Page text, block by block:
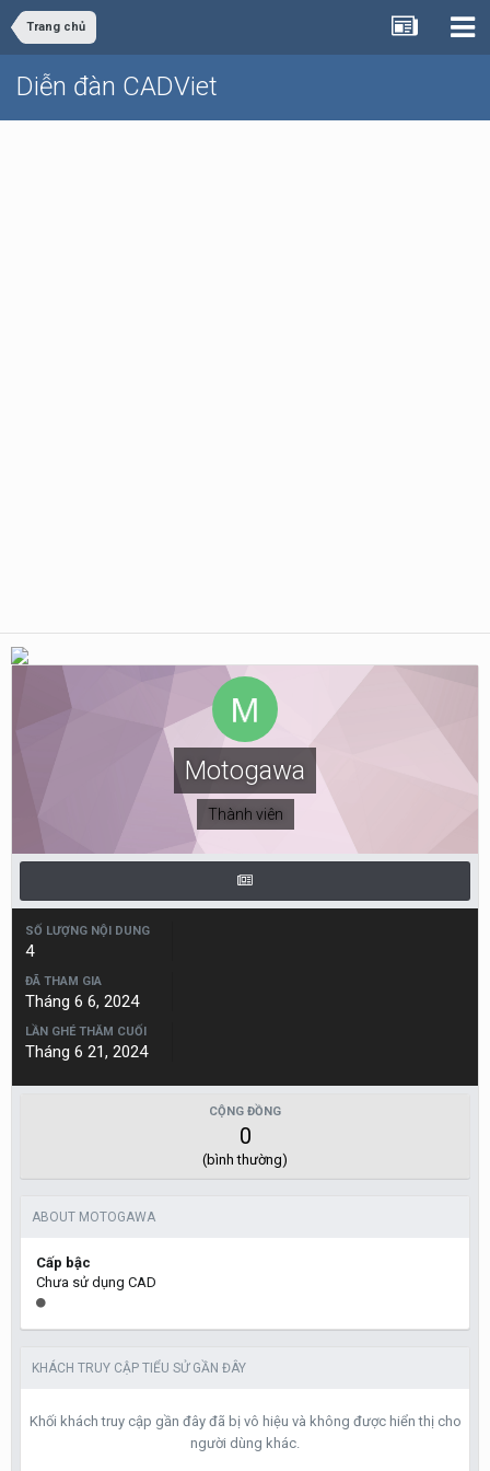
Trang chủ
Diễn đàn CADViet
Motogawa
Thành viên
SỐ LƯỢNG NỘI DUNG
4
ĐÃ THAM GIA
Tháng 6 6, 2024
LẦN GHÉ THĂM CUỐI
Tháng 6 21, 2024
CỘNG ĐỒNG
0
(bình thường)
ABOUT MOTOGAWA
Cấp bậc
Chưa sử dụng CAD
KHÁCH TRUY CẬP TIỂU SỬ GẦN ĐÂY
Khối khách truy cập gần đây đã bị vô hiệu và không được hiển thị cho
người dùng khác.